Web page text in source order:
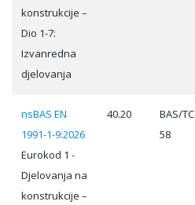
konstrukcije –
Dio 1-7:
Izvanredna
djelovanja
nsBAS EN
1991-1-9:2026
Eurokod 1 -
Djelovanja na
konstrukcije –
40.20
BAS/TC
58